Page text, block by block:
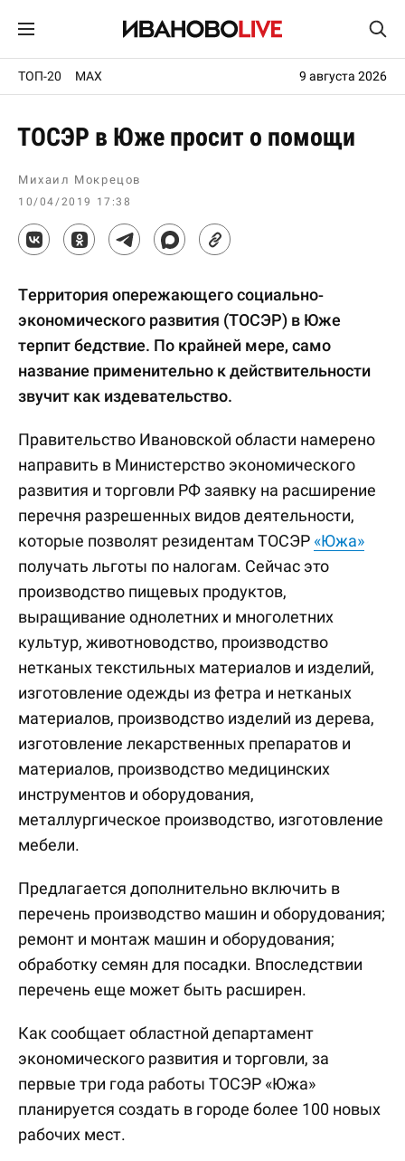
ТОП-20 MAX 9 августа 2026
ТОСЭР в Юже просит о помощи
Михаил Мокрецов
10/04/2019 17:38
Территория опережающего социально-
экономического развития (ТОСЭР) в Юже
терпит бедствие. По крайней мере, само
название применительно к действительности
звучит как издевательство.
Правительство Ивановской области намерено
направить в Министерство экономического
развития и торговли РФ заявку на расширение
перечня разрешенных видов деятельности,
которые позволят резидентам ТОСЭР «Южа»
получать льготы по налогам. Сейчас это
производство пищевых продуктов,
выращивание однолетних и многолетних
культур, животноводство, производство
нетканых текстильных материалов и изделий,
изготовление одежды из фетра и нетканых
материалов, производство изделий из дерева,
изготовление лекарственных препаратов и
материалов, производство медицинских
инструментов и оборудования,
металлургическое производство, изготовление
мебели.
Предлагается дополнительно включить в
перечень производство машин и оборудования;
ремонт и монтаж машин и оборудования;
обработку семян для посадки. Впоследствии
перечень еще может быть расширен.
Как сообщает областной департамент
экономического развития и торговли, за
первые три года работы ТОСЭР «Южа»
планируется создать в городе более 100 новых
рабочих мест.